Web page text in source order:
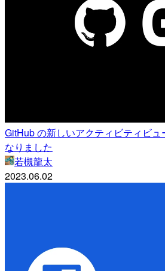
GitHub の新しいアクティビティビ
なりました
若槻龍太
2023.06.02